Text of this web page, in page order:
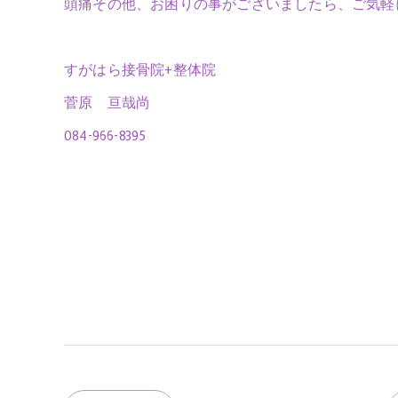
頭痛その他、お困りの事がございましたら、ご気軽
すがはら接骨院+整体院
菅原 亘哉尚
084-966-8395